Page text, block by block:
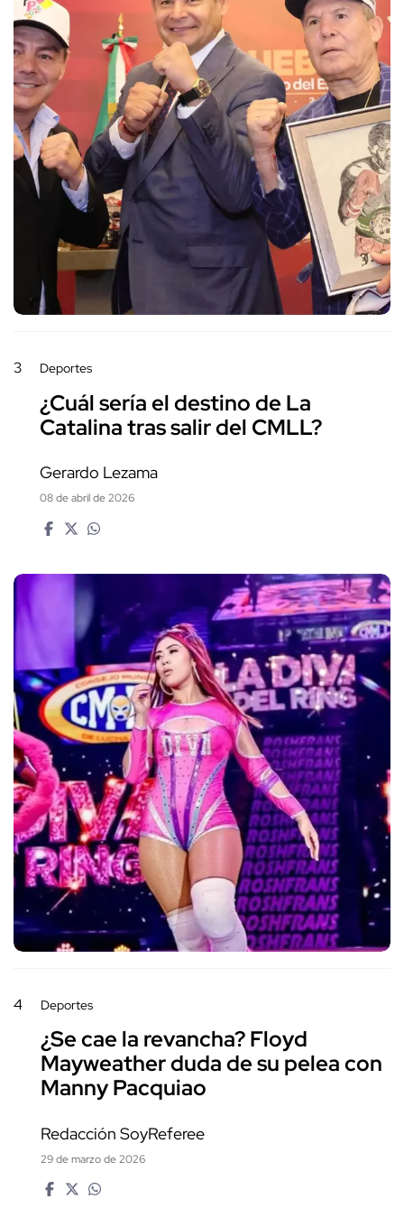
3 Deportes
¿Cuál sería el destino de La
Catalina tras salir del CMLL?
Gerardo Lezama
08 de abril de 2026
4 Deportes
¿Se cae la revancha? Floyd
Mayweather duda de su pelea con
Manny Pacquiao
Redacción SoyReferee
29 de marzo de 2026